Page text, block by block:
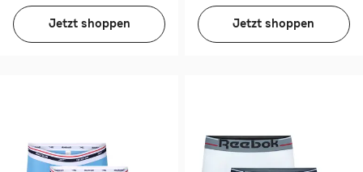
Jetzt shoppen Jetzt shoppen